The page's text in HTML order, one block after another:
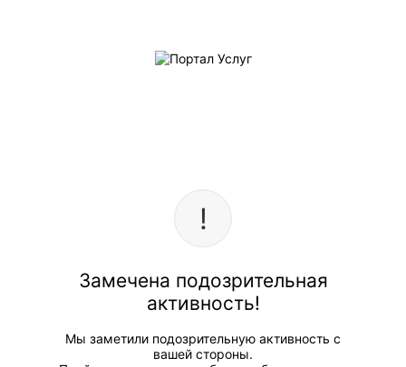
Замечена подозрительная
активность!
Мы заметили подозрительную активность с
вашей стороны.